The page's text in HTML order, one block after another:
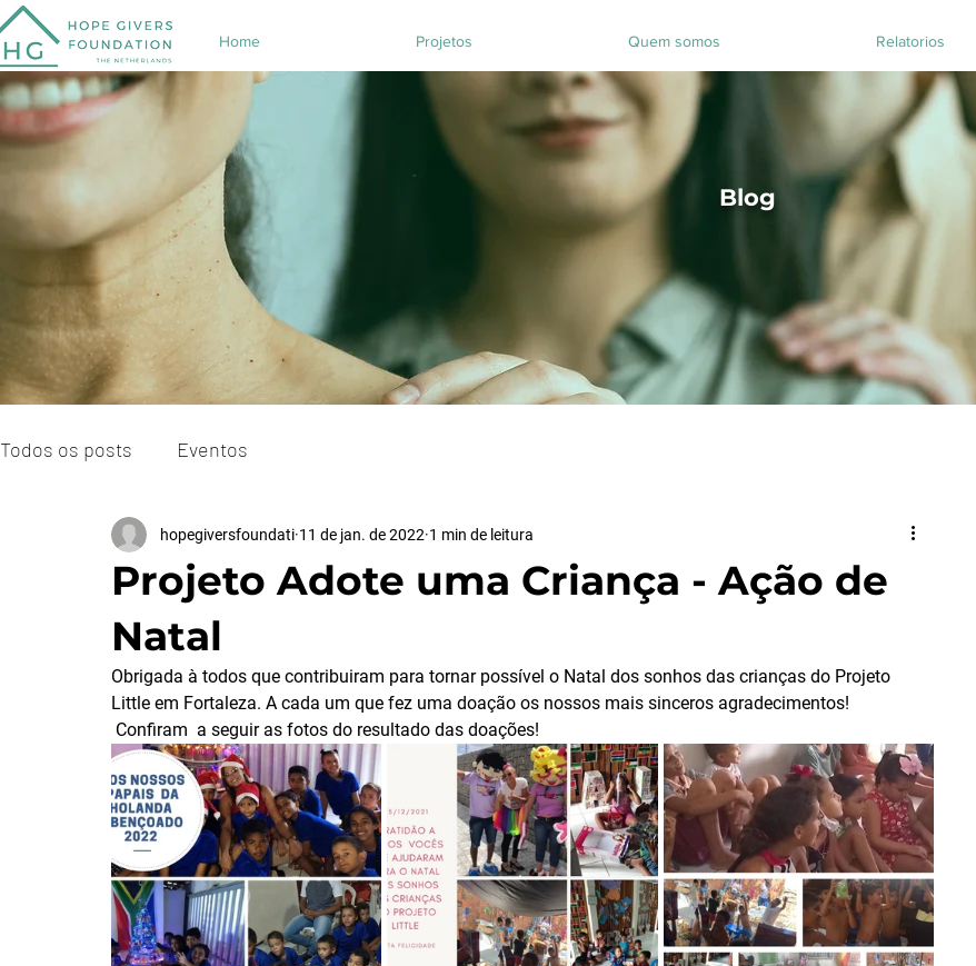
Home Projetos Quem somos Relatorios
Blog
Todos os posts Eventos
Projeto Adote uma Criança - Ação de
Natal
hopegiversfoundati 11 de jan. de 2022 1 min de leitura
Obrigada à todos que contribuiram para tornar possível o Natal dos sonhos das crianças do Projeto
Little em Fortaleza. A cada um que fez uma doação os nossos mais sinceros agradecimentos!
Confiram  a seguir as fotos do resultado das doações!